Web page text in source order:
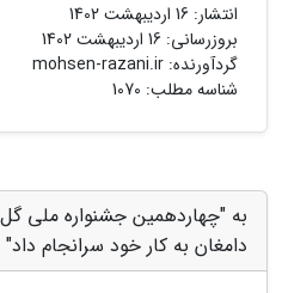
انتشار: 16 اردیبهشت 1402
بروزرسانی: 16 اردیبهشت 1402
گردآورنده: mohsen-razani.ir
شناسه مطلب: 1070
به "چهاردهمین جشنواره ملی گل
دامغان به کار خود سرانجام داد"